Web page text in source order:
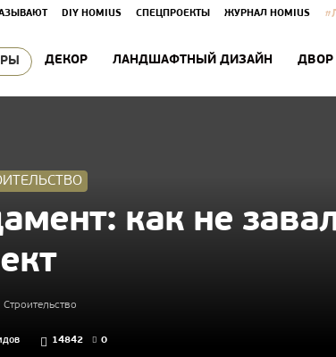
DIY HOMIUS СПЕЦПРОЕКТЫ ЖУРНАЛ HOMIUS
ДЕКОР ЛАНДШАФТНЫЙ ДИЗАЙН ДВОР
как не
Строительство
14842 0